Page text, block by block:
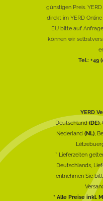
günstigen Preis.
direkt im YERD
EU bitte auf
können wir
Tel.: +49
YERD
Deutschland(DE),
Nederland (NL),
* Lieferzeiten
Deutschlands,
entnehmen Sie
* Alle Preise inkl.